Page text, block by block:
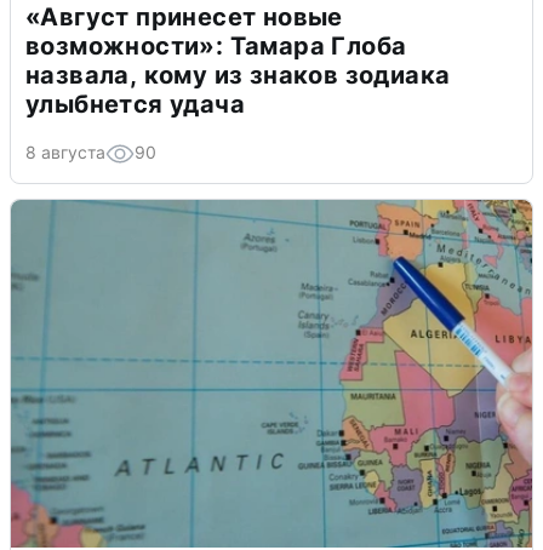
«Август принесет новые
возможности»: Тамара Глоба
назвала, кому из знаков зодиака
улыбнется удача
8 августа 90